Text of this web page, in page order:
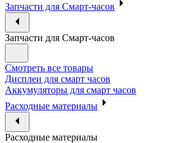
Запчасти для Смарт-часов
Запчасти для Смарт-часов
Смотреть все товары
Дисплеи для смарт часов
Аккумуляторы для смарт часов
Расходные материалы
Расходные материалы